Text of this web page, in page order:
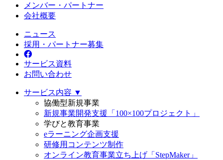
メンバー・パートナー
会社概要
ニュース
採用・パートナー募集
サービス資料
お問い合わせ
サービス内容 ▼
協働型新規事業
新規事業開発支援「100×100プロジェクト」
学びと教育事業
eラーニング企画支援
研修用コンテンツ制作
オンライン教育事業立ち上げ「StepMaker」